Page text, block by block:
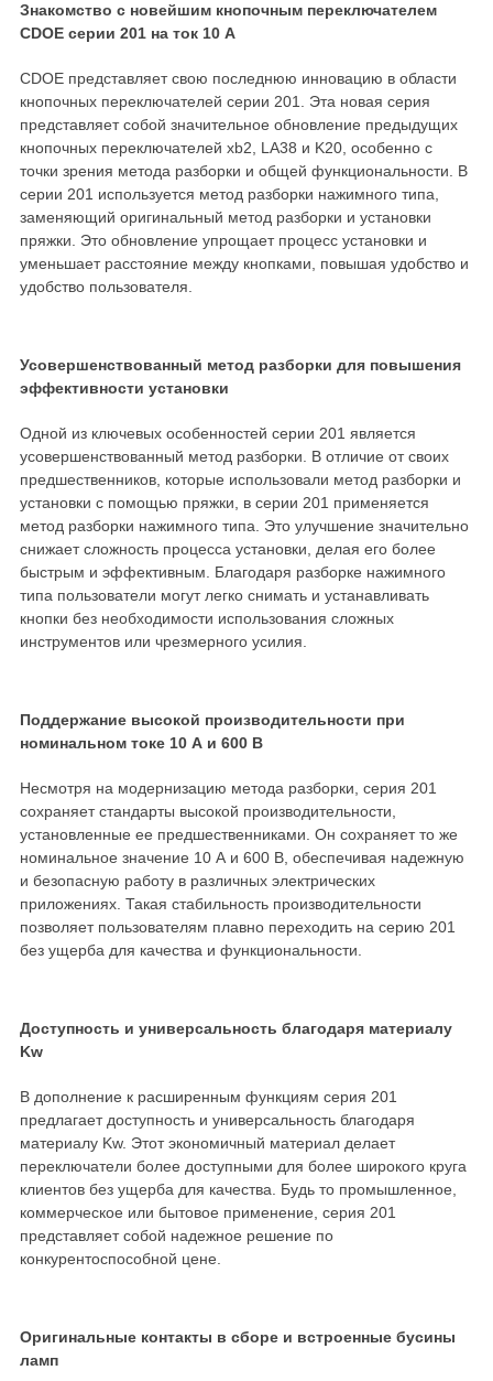
Знакомство с новейшим кнопочным переключателем
CDOE серии 201 на ток 10 А
CDOE представляет свою последнюю инновацию в области
кнопочных переключателей серии 201. Эта новая серия
представляет собой значительное обновление предыдущих
кнопочных переключателей xb2, LA38 и K20, особенно с
точки зрения метода разборки и общей функциональности. В
серии 201 используется метод разборки нажимного типа,
заменяющий оригинальный метод разборки и установки
пряжки. Это обновление упрощает процесс установки и
уменьшает расстояние между кнопками, повышая удобство и
удобство пользователя.
Усовершенствованный метод разборки для повышения
эффективности установки
Одной из ключевых особенностей серии 201 является
усовершенствованный метод разборки. В отличие от своих
предшественников, которые использовали метод разборки и
установки с помощью пряжки, в серии 201 применяется
метод разборки нажимного типа. Это улучшение значительно
снижает сложность процесса установки, делая его более
быстрым и эффективным. Благодаря разборке нажимного
типа пользователи могут легко снимать и устанавливать
кнопки без необходимости использования сложных
инструментов или чрезмерного усилия.
Поддержание высокой производительности при
номинальном токе 10 А и 600 В
Несмотря на модернизацию метода разборки, серия 201
сохраняет стандарты высокой производительности,
установленные ее предшественниками. Он сохраняет то же
номинальное значение 10 А и 600 В, обеспечивая надежную
и безопасную работу в различных электрических
приложениях. Такая стабильность производительности
позволяет пользователям плавно переходить на серию 201
без ущерба для качества и функциональности.
Доступность и универсальность благодаря материалу
Kw
В дополнение к расширенным функциям серия 201
предлагает доступность и универсальность благодаря
материалу Kw. Этот экономичный материал делает
переключатели более доступными для более широкого круга
клиентов без ущерба для качества. Будь то промышленное,
коммерческое или бытовое применение, серия 201
представляет собой надежное решение по
конкурентоспособной цене.
Оригинальные контакты в сборе и встроенные бусины
ламп